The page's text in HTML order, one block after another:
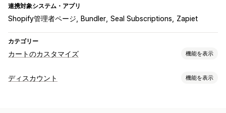
連携対象システム・アプリ
Shopify管理者ページ Bundler Seal Subscriptions Zapiet
カテゴリー
カートのカスタマイズ 機能を表示
カートの表示
ディスカウント 機能を表示